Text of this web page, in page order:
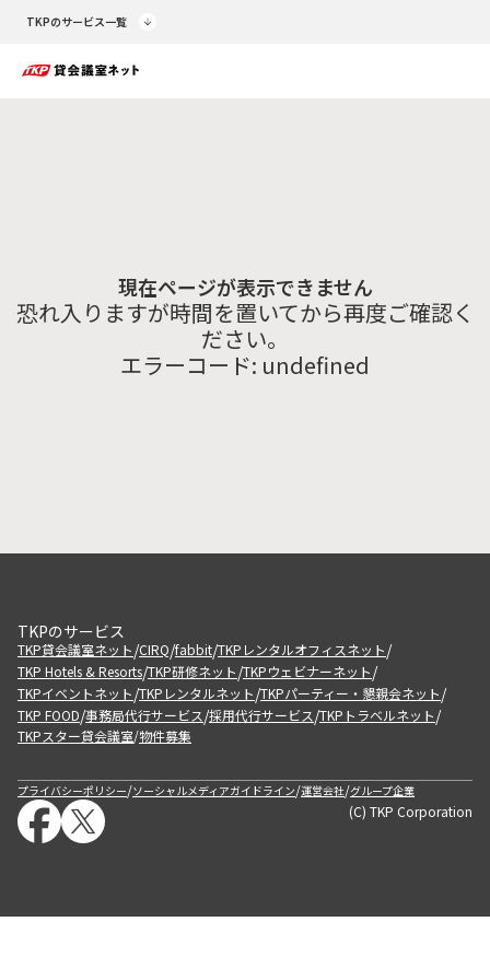
TKPのサービス一覧
現在ページが表示できません
恐れ入りますが時間を置いてから再度ご確認く
ださい。
エラーコード: undefined
TKPのサービス
TKP貸会議室ネット/CIRQ/fabbit/TKPレンタルオフィスネット/
TKP Hotels & Resorts/TKP研修ネット/TKPウェビナーネット/
TKPイベントネット/TKPレンタルネット/TKPパーティー・懇親会ネット/
TKP FOOD/事務局代行サービス/採用代行サービス/TKPトラベルネット/
TKPスター貸会議室/物件募集
プライバシーポリシー/ソーシャルメディアガイドライン/運営会社/グループ企業
(C) TKP Corporation